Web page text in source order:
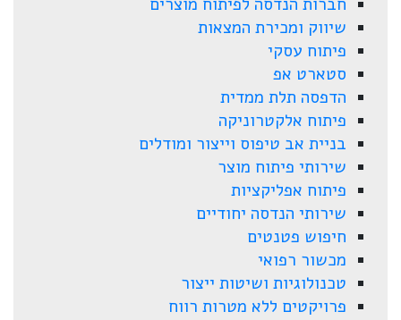
חברות הנדסה לפיתוח מוצרים
שיווק ומכירת המצאות
פיתוח עסקי
סטארט אפ
הדפסה תלת ממדית
פיתוח אלקטרוניקה
בניית אב טיפוס וייצור ומודלים
שירותי פיתוח מוצר
פיתוח אפליקציות
שירותי הנדסה יחודיים
חיפוש פטנטים
מכשור רפואי
טכנולוגיות ושיטות ייצור
פרויקטים ללא מטרות רווח